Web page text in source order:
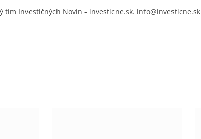
tím Investičných Novín - investicne.sk. info@investicne.sk